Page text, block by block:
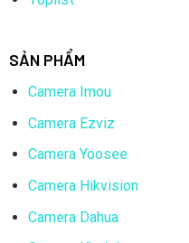
SẢN PHẨM
Camera Imou
Camera Ezviz
Camera Yoosee
Camera Hikvision
Camera Dahua